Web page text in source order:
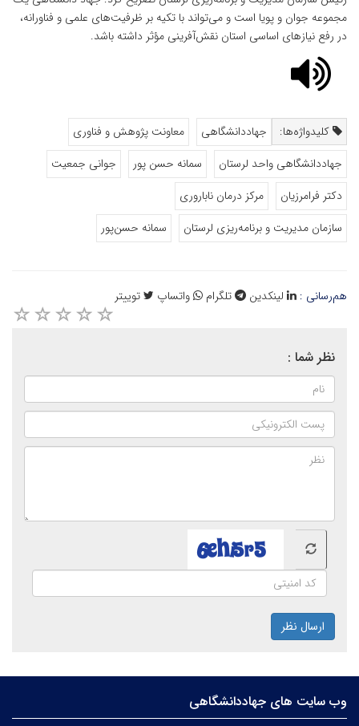
مجموعه جوان و پویا است و می‌تواند با تکیه بر ظرفیت‌های علمی و فناورانه،
در رفع نیازهای اساسی استان نقش‌آفرینی مؤثر داشته باشد.
کلیدواژه‌ها: جهاددانشگاهی
معاونت پژوهش و فناوری
جهاددانشگاهی واحد لرستان
سمانه حسن پور
جوانی جمعیت
دکتر فرامرزیان
مرکز درمان ناباروری
سازمان مدیریت و برنامه‌ریزی لرستان
سمانه حسن‌پور
هم‌رسانی : لینکدین تلگرام واتساپ توییتر
نظر شما :
ارسال نظر
وب سایت های جهاددانشگاهی